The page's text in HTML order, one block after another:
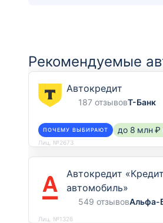
Рекомендуемые
Автокредит
187 отзывовТ-Банк
ПОЧЕМУ ВЫБИРАЮТ до 8 млн ₽
Лиц. №2673
Автокредит
автомобиль»
549 отзывовАльфа-
Лиц. №1326